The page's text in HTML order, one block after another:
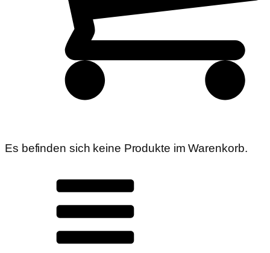
Es befinden sich keine Produkte im Warenkorb.